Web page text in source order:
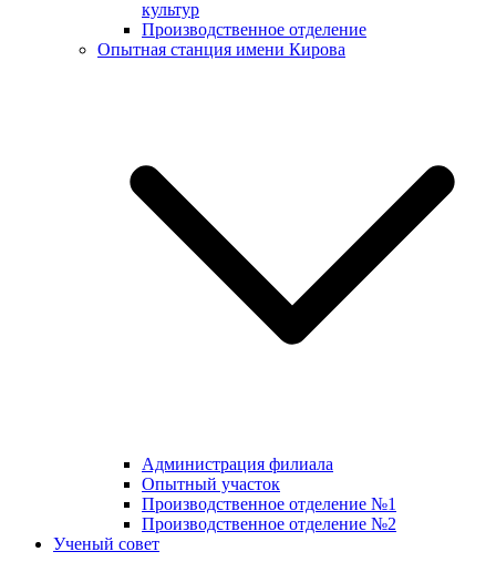
культур
Производственное отделение
Опытная станция имени Кирова
Администрация филиала
Опытный участок
Производственное отделение №1
Производственное отделение №2
Ученый совет